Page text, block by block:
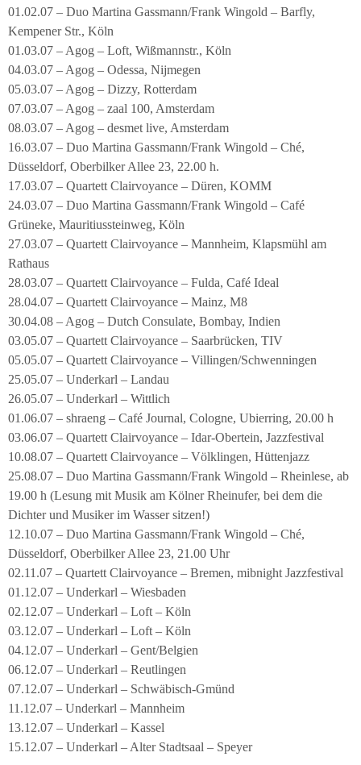
01.02.07 – Duo Martina Gassmann/Frank Wingold – Barfly,
Kempener Str., Köln
01.03.07 – Agog – Loft, Wißmannstr., Köln
04.03.07 – Agog – Odessa, Nijmegen
05.03.07 – Agog – Dizzy, Rotterdam
07.03.07 – Agog – zaal 100, Amsterdam
08.03.07 – Agog – desmet live, Amsterdam
16.03.07 – Duo Martina Gassmann/Frank Wingold – Ché,
Düsseldorf, Oberbilker Allee 23, 22.00 h.
17.03.07 – Quartett Clairvoyance – Düren, KOMM
24.03.07 – Duo Martina Gassmann/Frank Wingold – Café
Grüneke, Mauritiussteinweg, Köln
27.03.07 – Quartett Clairvoyance – Mannheim, Klapsmühl am
Rathaus
28.03.07 – Quartett Clairvoyance – Fulda, Café Ideal
28.04.07 – Quartett Clairvoyance – Mainz, M8
30.04.08 – Agog – Dutch Consulate, Bombay, Indien
03.05.07 – Quartett Clairvoyance – Saarbrücken, TIV
05.05.07 – Quartett Clairvoyance – Villingen/Schwenningen
25.05.07 – Underkarl – Landau
26.05.07 – Underkarl – Wittlich
01.06.07 – shraeng – Café Journal, Cologne, Ubierring, 20.00 h
03.06.07 – Quartett Clairvoyance – Idar-Obertein, Jazzfestival
10.08.07 – Quartett Clairvoyance – Völklingen, Hüttenjazz
25.08.07 – Duo Martina Gassmann/Frank Wingold – Rheinlese, ab
19.00 h (Lesung mit Musik am Kölner Rheinufer, bei dem die
Dichter und Musiker im Wasser sitzen!)
12.10.07 – Duo Martina Gassmann/Frank Wingold – Ché,
Düsseldorf, Oberbilker Allee 23, 21.00 Uhr
02.11.07 – Quartett Clairvoyance – Bremen, mibnight Jazzfestival
01.12.07 – Underkarl – Wiesbaden
02.12.07 – Underkarl – Loft – Köln
03.12.07 – Underkarl – Loft – Köln
04.12.07 – Underkarl – Gent/Belgien
06.12.07 – Underkarl – Reutlingen
07.12.07 – Underkarl – Schwäbisch-Gmünd
11.12.07 – Underkarl – Mannheim
13.12.07 – Underkarl – Kassel
15.12.07 – Underkarl – Alter Stadtsaal – Speyer